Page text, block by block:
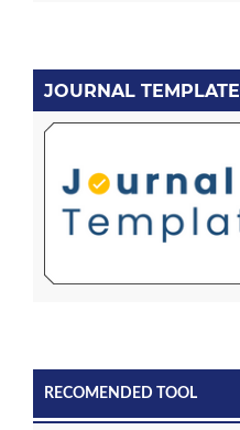
JOURNAL TEMPLATE
RECOMENDED TOOL